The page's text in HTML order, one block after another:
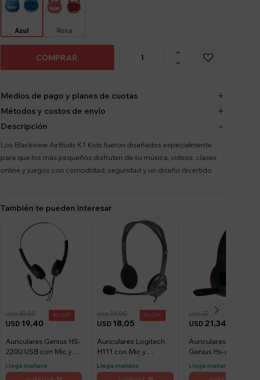
Azul Rosa
COMPRAR


Medios de pago y planes de cuotas
Métodos y costos de envío
Descripción
Los Blackview AirBuds K1 Kids fueron diseñados especialmente
para que los más pequeños disfruten de su música, videos, clases
online y juegos con comodidad, seguridad y un diseño divertido
También te pueden interesar
USD 19,40
USD20,00 3
Auriculares Genius HS-
220U USB con Mic y
Llega mañana
USD 18,05
USD19,00 5
Auriculares Logitech
H111 con Mic y
Llega mañana
USD 21,34
USD22,00
Auriculares Gamer
Genius Hs-g560 con
Negro
Llega mañana